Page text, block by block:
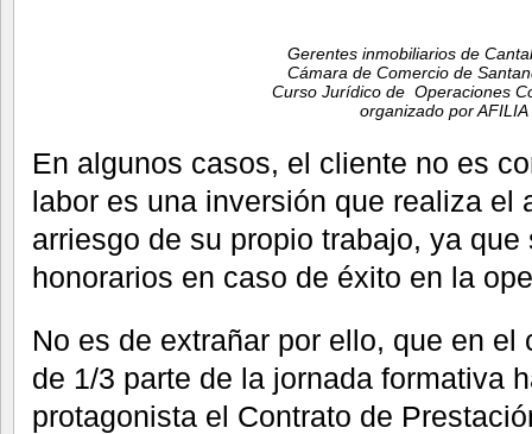
Gerentes inmobiliarios de
Cámara de Comercio de
Curso Jurídico de Operaciones
organizado por AFILIA
En algunos casos, el cliente no es
labor es una inversión que realiza el
arriesgo de su propio trabajo, ya
honorarios en caso de éxito en la
No es de extrañar por ello, que en el
de 1/3 parte de la jornada formativa
protagonista el Contrato de